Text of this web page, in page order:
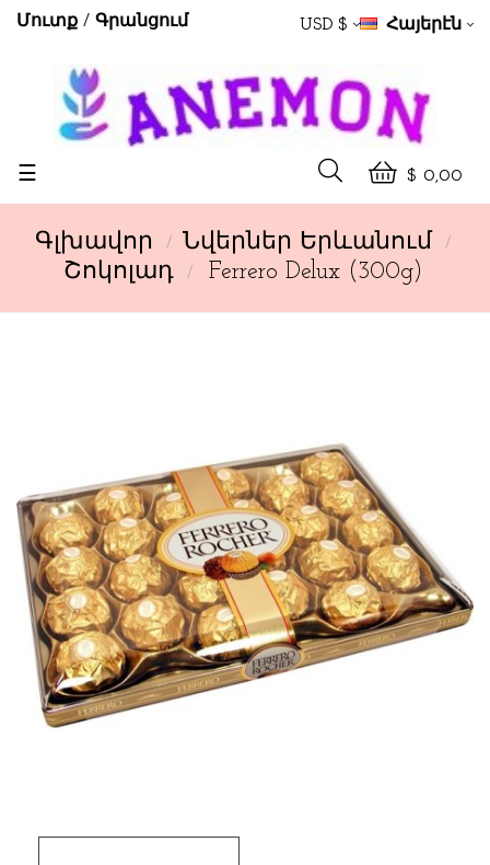
Մուտք Գրանցում USD $ Հայերէն
$ 0,00
Toggle
☰
Գլխավոր
Նվերներ Երևանում
Շոկոլադ
Ferrero Delux (300g)